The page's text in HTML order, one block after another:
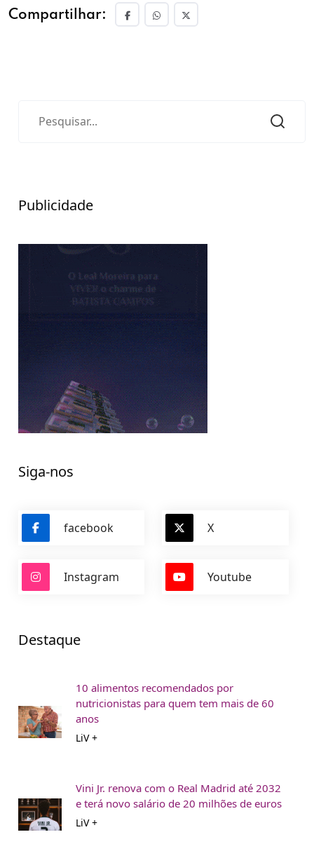
Compartilhar:
Publicidade
Siga-nos
facebook X
Instagram Youtube
Destaque
10 alimentos recomendados por
nutricionistas para quem tem mais de 60
anos
LiV +
Vini Jr. renova com o Real Madrid até 2032
e terá novo salário de 20 milhões de euros
LiV +